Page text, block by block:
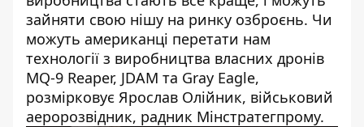
зайняти свою нішу на ринку озброєнь. Чи
можуть американці перетати нам
технології з виробництва власних дронів
MQ-9 Reaper, JDAM та Gray Eagle,
розмірковує Ярослав Олійник, військовий
аеророзвідник, радник Мінстратегпрому.